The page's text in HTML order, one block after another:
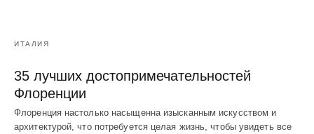
ИТАЛИЯ
35 лучших достопримечательностей
Флоренции
Флоренция настолько насыщенна изысканным искусством и
архитектурой, что потребуется целая жизнь, чтобы увидеть все